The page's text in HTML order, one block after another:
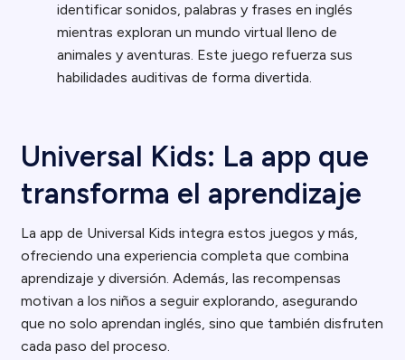
identificar sonidos, palabras y frases en inglés
mientras exploran un mundo virtual lleno de
animales y aventuras. Este juego refuerza sus
habilidades auditivas de forma divertida.
Universal Kids: La app que
transforma el aprendizaje
La app de Universal Kids integra estos juegos y más,
ofreciendo una experiencia completa que combina
aprendizaje y diversión. Además, las recompensas
motivan a los niños a seguir explorando, asegurando
que no solo aprendan inglés, sino que también disfruten
cada paso del proceso.